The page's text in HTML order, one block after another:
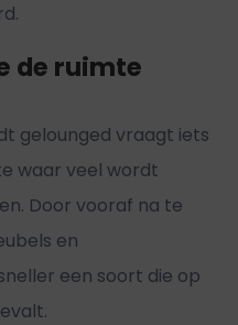
de ruimte
gelounged vraagt iets
waar veel wordt
Door vooraf na te
en
een soort die op